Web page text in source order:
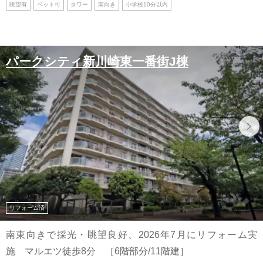
眺望有 ペット可 タワー 南向き 小学校10分以内
パークシティ新川崎東一番街J棟
リフォーム済
南東向きで採光・眺望良好、2026年7月にリフォーム実
施 マルエツ徒歩8分 ［6階部分/11階建］